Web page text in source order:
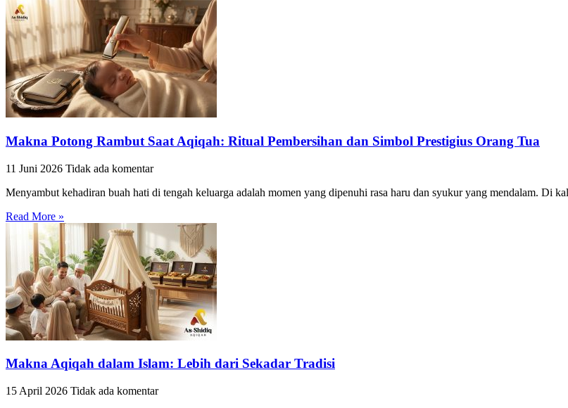
Makna Potong Rambut Saat Aqiqah: Ritual Pembersihan dan Simbol Prestigius Orang Tua
11 Juni 2026 Tidak ada komentar
Menyambut kehadiran buah hati di tengah keluarga adalah momen yang dipenuhi rasa haru dan syukur yang mendalam. Di
Read More »
Makna Aqiqah dalam Islam: Lebih dari Sekadar Tradisi
15 April 2026 Tidak ada komentar